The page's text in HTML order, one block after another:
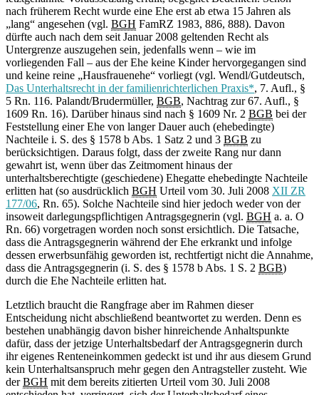
nach früherem Recht wurde eine Ehe erst ab etwa 15 Jahren als
„lang“ angesehen (vgl. BGH FamRZ 1983, 886, 888). Davon
dürfte auch nach dem seit Januar 2008 geltenden Recht als
Untergrenze auszugehen sein, jedenfalls wenn – wie im
vorliegenden Fall – aus der Ehe keine Kinder hervorgegangen sind
und keine reine „Hausfrauenehe“ vorliegt (vgl. Wendl/Gutdeutsch,
Das Unterhaltsrecht in der familienrichterlichen Praxis*, 7. Aufl., §
5 Rn. 116. Palandt/Brudermüller, BGB, Nachtrag zur 67. Aufl., §
1609 Rn. 16). Darüber hinaus sind nach § 1609 Nr. 2 BGB bei der
Feststellung einer Ehe von langer Dauer auch (ehebedingte)
Nachteile i. S. des § 1578 b Abs. 1 Satz 2 und 3 BGB zu
berücksichtigen. Daraus folgt, dass der zweite Rang nur dann
gewahrt ist, wenn über das Zeitmoment hinaus der
unterhaltsberechtigte (geschiedene) Ehegatte ehebedingte Nachteile
erlitten hat (so ausdrücklich BGH Urteil vom 30. Juli 2008 XII ZR
177/06, Rn. 65). Solche Nachteile sind hier jedoch weder von der
insoweit darlegungspflichtigen Antragsgegnerin (vgl. BGH a. a. O
Rn. 66) vorgetragen worden noch sonst ersichtlich. Die Tatsache,
dass die Antragsgegnerin während der Ehe erkrankt und infolge
dessen erwerbsunfähig geworden ist, rechtfertigt nicht die Annahme,
dass die Antragsgegnerin (i. S. des § 1578 b Abs. 1 S. 2 BGB)
durch die Ehe Nachteile erlitten hat.
Letztlich braucht die Rangfrage aber im Rahmen dieser
Entscheidung nicht abschließend beantwortet zu werden. Denn es
bestehen unabhängig davon bisher hinreichende Anhaltspunkte
dafür, dass der jetzige Unterhaltsbedarf der Antragsgegnerin durch
ihr eigenes Renteneinkommen gedeckt ist und ihr aus diesem Grund
kein Unterhaltsanspruch mehr gegen den Antragsteller zusteht. Wie
derBGH mit dem bereits zitierten Urteil vom 30. Juli 2008